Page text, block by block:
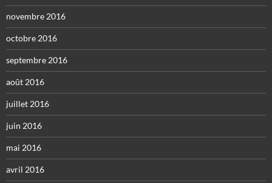
novembre 2016
octobre 2016
septembre 2016
août 2016
juillet 2016
juin 2016
mai 2016
avril 2016